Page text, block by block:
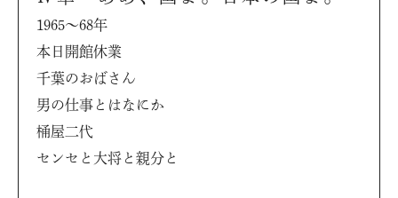
1965〜68年
本日開館休業
千葉のおばさん
男の仕事とはなにか
桶屋二代
センセと大将と親分と